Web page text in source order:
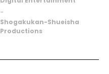
-
Shogakukan-Shueisha
Productions